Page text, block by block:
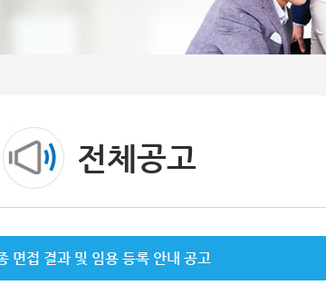
전체공고
면접 결과 및 임용 등록 안내 공고